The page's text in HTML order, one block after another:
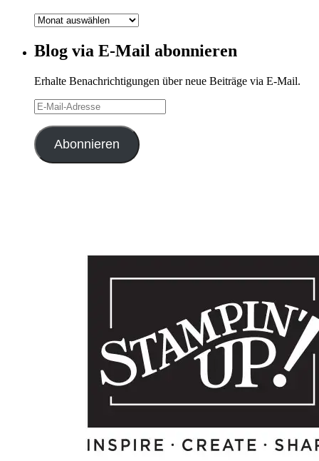
Blog-
Blog via E-Mail abonnieren
Erhalte Benachrichtigungen über neue Beiträge via E-Mail.
E-
Mail-
Adresse
Abonnieren